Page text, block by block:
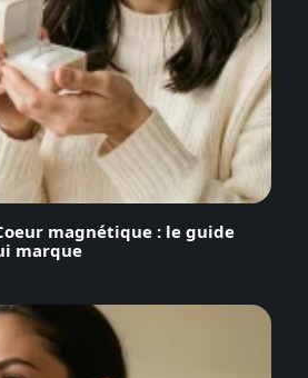
magnétique : le guide
marque